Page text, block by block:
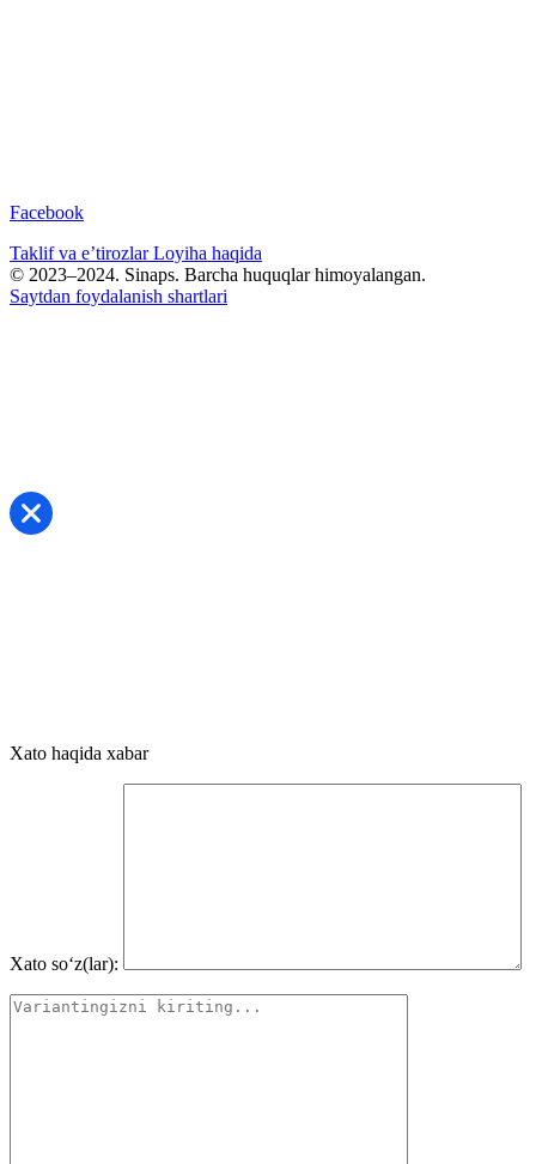
Facebook
Taklif va e’tirozlarLoyiha haqida
© 2023–2024. Sinaps. Barcha huquqlar himoyalangan.
Saytdan foydalanish shartlari
Xato haqida xabar
Xato so‘z(lar):